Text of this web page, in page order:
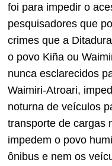
foi para impedir o
pesquisadores que
crimes que a
o povo Kiña ou
nunca esclarecidos
Waimiri-Atroari,
noturna de veículos
transporte de cargas
impedem o povo
ônibus e nem os